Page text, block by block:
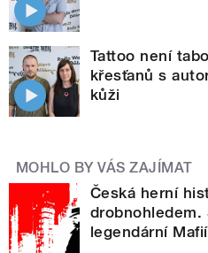
Tattoo není
křesťanů s
kůži
MOHLO BY VÁS ZAJÍMAT
Česká herní
drobnohledem.
legendární Mafií